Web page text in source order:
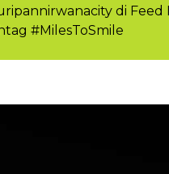
di Feed
#MilesToSmile